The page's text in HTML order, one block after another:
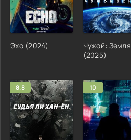
Эхо (2024)
Чужой: Земля
(2025)
8.8 10